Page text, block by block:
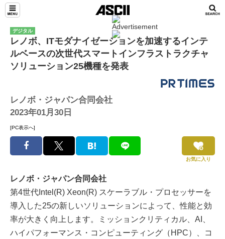
デジタル
レノボ、ITモダナイゼーションを加速するインテ
ルベースの次世代スマートインフラストラクチャ
ソリューション25機種を発表
レノボ・ジャパン合同会社
2023年01月30日
[PC表示へ]
お気に入り
レノボ・ジャパン合同会社
第4世代Intel(R) Xeon(R) スケーラブル・プロセッサーを
導入した25の新しいソリューションによって、性能と効
率が大きく向上します。ミッションクリティカル、AI、
ハイパフォーマンス・コンピューティング（HPC）、コ